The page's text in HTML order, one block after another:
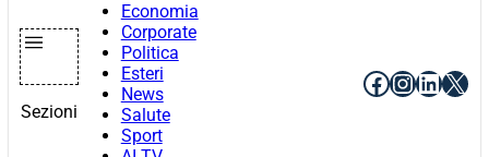
Sezioni
Economia
Corporate
Politica
Esteri
News
Salute
Sport
Facebook
X